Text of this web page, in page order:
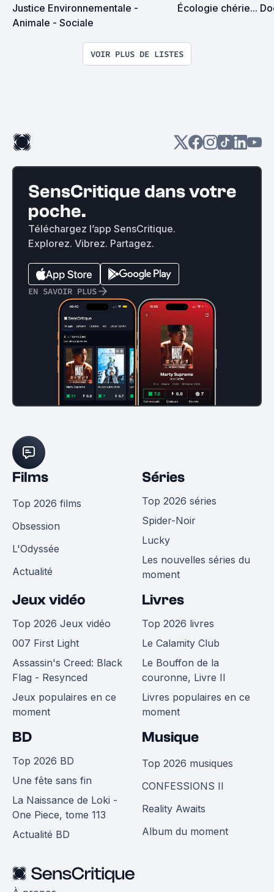
Justice Environnementale -
Animale - Sociale
Écologie chérie...
VOIR PLUS DE LISTES
SensCritique dans votre
poche.
Téléchargez l’app SensCritique.
Explorez. Vibrez. Partagez.
EN SAVOIR PLUS
Films
Top 2026 films
Obsession
L'Odyssée
Actualité
Séries
Top 2026 séries
Spider-Noir
Lucky
Les nouvelles séries du
moment
Jeux vidéo
Top 2026 Jeux vidéo
007 First Light
Assassin's Creed: Black
Flag - Resynced
Jeux populaires en ce
moment
Livres
Top 2026 livres
Le Calamity Club
Le Bouffon de la
couronne, Livre II
Livres populaires en ce
moment
BD
Top 2026 BD
Une fête sans fin
La Naissance de Loki -
One Piece, tome 113
Actualité BD
Musique
Top 2026 musiques
CONFESSIONS II
Reality Awaits
Album du moment